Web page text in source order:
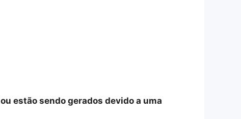
estão sendo gerados devido a uma